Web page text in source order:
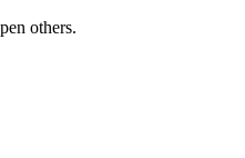
others.